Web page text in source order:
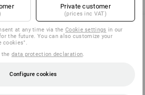
SERVICE 01 87 44 95 38
Private customer
(prices inc VAT)
at any time via theCookie settings in our
the future. You can also customize your
cookies".
thedata protection declaration.
Configure cookies